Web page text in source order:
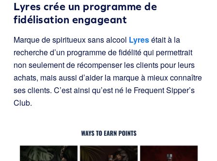
Lyres crée un programme de
fidélisation engageant
Marque de spiritueux sans alcool Lyresétait à la
recherche d’un programme de fidélité qui permettrait
non seulement de récompenser les clients pour leurs
achats, mais aussi d’aider la marque à mieux connaître
ses clients. C’est ainsi qu’est né le Frequent Sipper’s
Club.